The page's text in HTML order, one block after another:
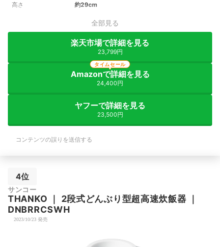
高さ 約29cm
全部見る
楽天市場で詳細を見る
23,799円
Amazonで詳細を見る
24,400円
タイムセール
ヤフーで詳細を見る
23,500円
コンテンツの誤りを送信する
4位
サンコー
THANKO ｜ 2段式どんぶり型超高速炊飯器 ｜
DNBRRCSWH
2023/10/23 発売